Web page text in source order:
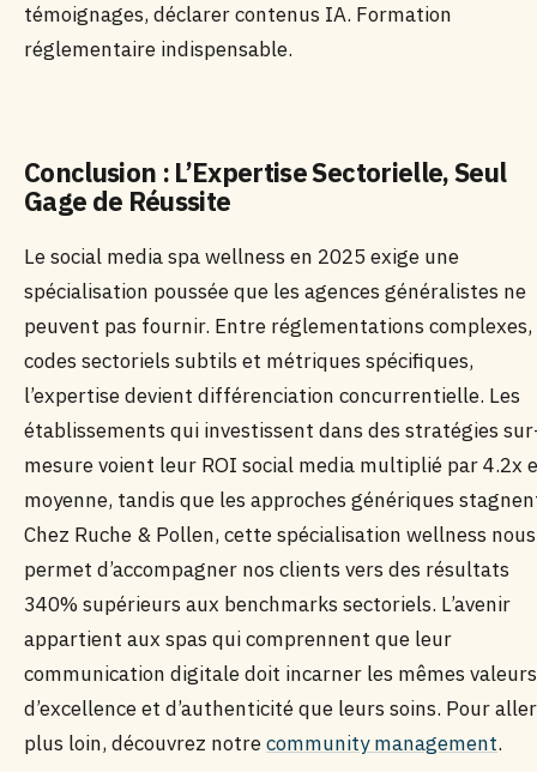
témoignages, déclarer contenus IA. Formation
réglementaire indispensable.
Conclusion : L’Expertise Sectorielle, Seul
Gage de Réussite
Le social media spa wellness en 2025 exige une
spécialisation poussée que les agences généralistes ne
peuvent pas fournir. Entre réglementations complexes,
codes sectoriels subtils et métriques spécifiques,
l’expertise devient différenciation concurrentielle. Les
établissements qui investissent dans des stratégies
mesure voient leur ROI social media multiplié par 4.2x
moyenne, tandis que les approches génériques
Chez Ruche & Pollen, cette spécialisation wellness nous
permet d’accompagner nos clients vers des résultats
340% supérieurs aux benchmarks sectoriels. L’avenir
appartient aux spas qui comprennent que leur
communication digitale doit incarner les mêmes valeurs
d’excellence et d’authenticité que leurs soins. Pour aller
plus loin, découvrez notrecommunity management.